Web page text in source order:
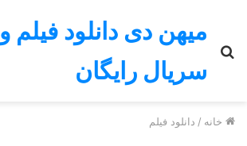
میهن دی دانلود فیلم و
سریال رایگان
جستجو
برای
خانه / دانلود فیلم